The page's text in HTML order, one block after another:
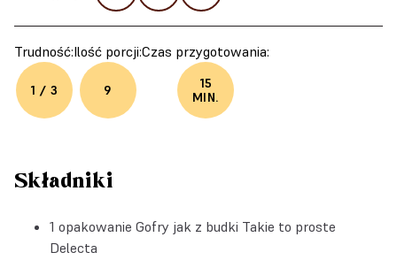
Trudność:
1 / 3
Ilość porcji:
9
Czas przygotowania:
15
MIN.
Składniki
1 opakowanie Gofry jak z budki Takie to proste
Delecta